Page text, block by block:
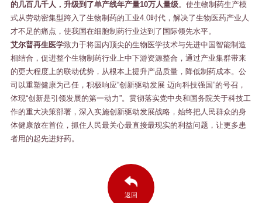
的几百几千人，升级到了单产线年产量10万人量级。使生物制药生产模
式从劳动密集型跨入了生物制药的工业4.0时代，解决了生物医药产业人
才不足的痛点，使我国在细胞制药行业达到了国际领先水平。
艾尔普再生医学致力于将国内顶尖的生物医学技术与先进中国智能制造
相结合，促进整个生物制药行业上中下游资源整合，通过产业集群带来
的更大程度上的联动优势，从根本上提升产品质量，降低制药成本。公
司以重塑健康为己任，积极响应“创新驱动发展 迈向科技强国”的号召，
体现“创新是引领发展的第一动力”。贯彻落实党中央和国务院关于科技工
作的重大决策部署，深入实施创新驱动发展战略，始终把人民群众的身
体健康放在首位，抓住人民最关心最直接最现实的利益问题，让更多患
者用的起先进好药。
返回